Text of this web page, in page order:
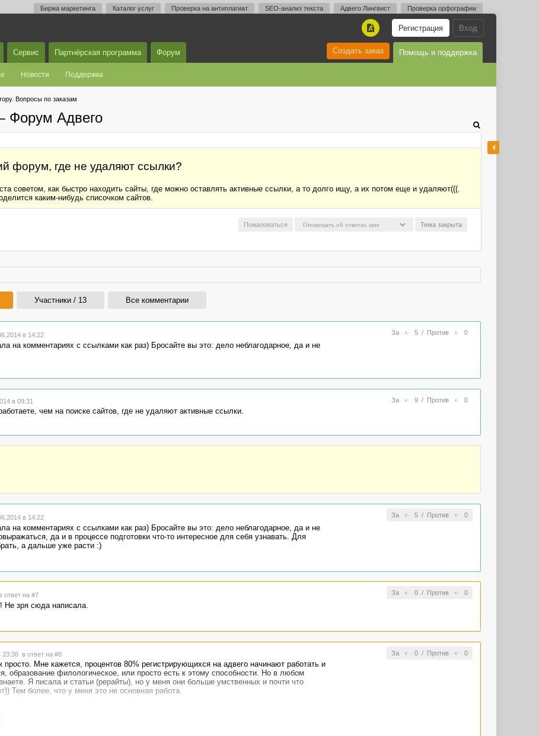
Биржа маркетинга Каталог услуг Проверка на антиплагиат SEO-анализ текста Адвего Лингвист Проверка орфографии
Вход
Регистрация
A
Сервис Партнёрская программа Форум Помощь и поддержка
Создать заказ
Новости Поддержка
Вопросы по заказам
Форум Адвего
форум, где не удаляют ссылки?
советом, как быстро находить сайты, где можно оставлять активные ссылки, а то долго ищу, а их потом еще и удаляют(((.
каким-нибудь списочком сайтов.
Тема закрыта
Пожаловаться
Участники / 13 Все комментарии
За 5/ Против 0
в 14:22
на комментариях с ссылками как раз) Бросайте вы это: дело неблагодарное, да и не
За 9/ Против 0
в 09:31
чем на поиске сайтов, где не удаляют активные ссылки.
За 5/ Против 0
в 14:22
на комментариях с ссылками как раз) Бросайте вы это: дело неблагодарное, да и не
да и в процессе подготовки что-то интересное для себя узнавать. Для
а дальше уже расти :)
За 0/ Против 0
ответ на #7
Не зря сюда написала.
За 0/ Против 0
23:36 в ответ на #8
просто. Мне кажется, процентов 80% регистрирующихся на адвего начинают работать и
образование филологическое, или просто есть к этому способности. Но в любом
Я писала и статьи (рерайты), но у меня они больше умственных и почти что
Тем более, что у меня это не основная работа.